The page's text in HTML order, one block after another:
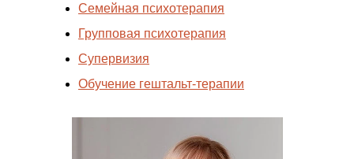
Cемейная психотерапия
Групповая психотерапия
Супервизия
Обучение гештальт-терапии